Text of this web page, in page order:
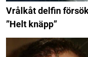
Vrålkåt delfin
”Helt knäpp”